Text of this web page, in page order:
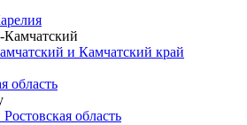
и Камчатский край
область
область